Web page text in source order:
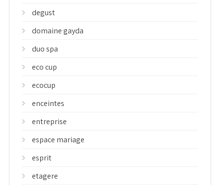
degust
domaine gayda
duo spa
eco cup
ecocup
enceintes
entreprise
espace mariage
esprit
etagere